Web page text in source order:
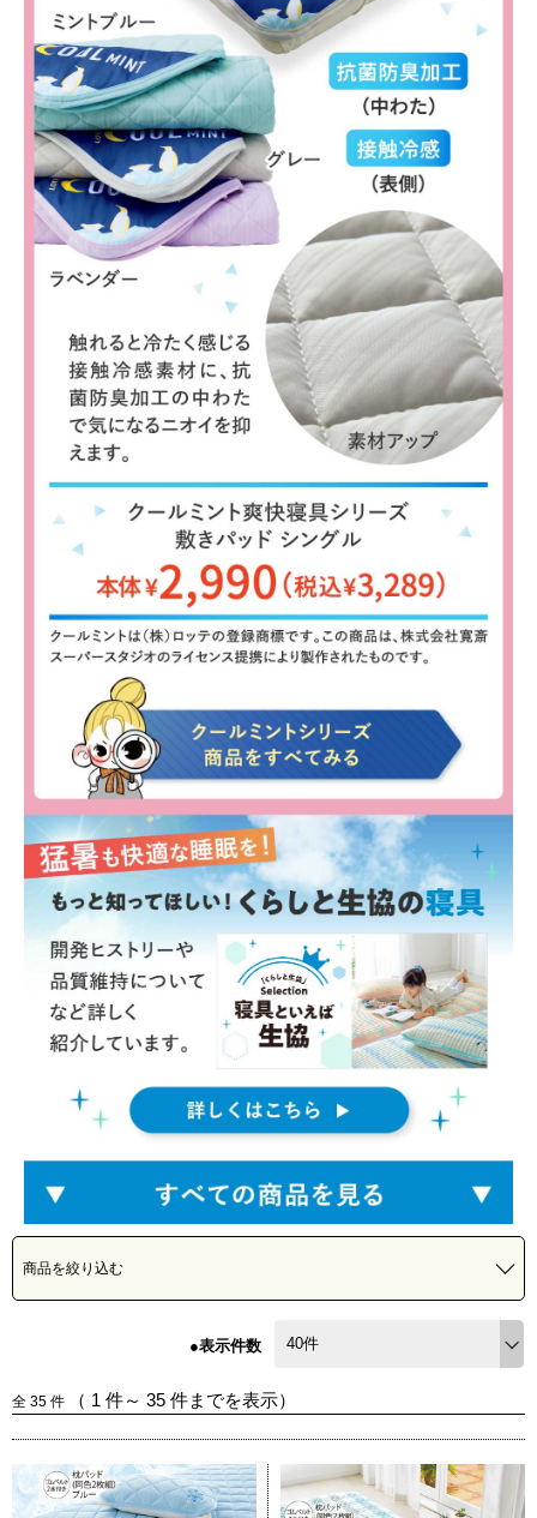
商品を絞り込む
●表示件数
全 35 件 （ 1 件～ 35 件までを表示）